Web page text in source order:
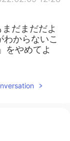
だまだだよ
わからないこ
をやめてよ
05:52
本在住だと
た😂😳